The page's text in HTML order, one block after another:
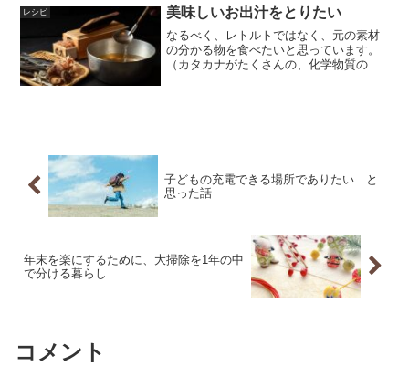
す(^^)きゅうりとちくわのしょうがおか
か 材料・・・きゅうり...
レシピ 美味しいお出汁をとりたい
なるべく、レトルトではなく、元の素材
の分かる物を食べたいと思っています。
（カタカナがたくさんの、化学物質の物
子どもの充電できる場所でありたい と
思った話
年末を楽にするために、大掃除を1年の中
で分ける暮らし
コメント